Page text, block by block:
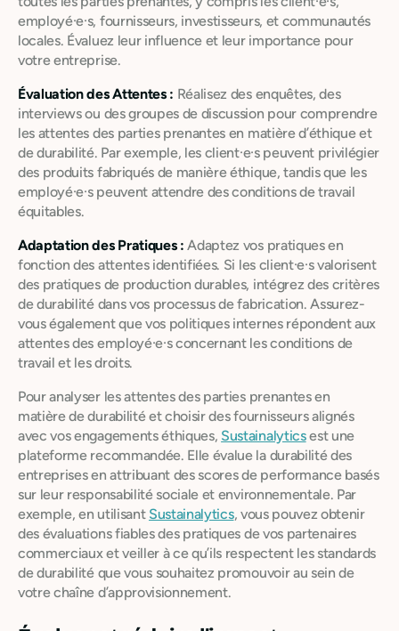
employé·e·s, fournisseurs, investisseurs, et communautés
locales. Évaluez leur influence et leur importance pour
votre entreprise.
Évaluation des Attentes : Réalisez des enquêtes, des
interviews ou des groupes de discussion pour comprendre
les attentes des parties prenantes en matière d’éthique et
de durabilité. Par exemple, les client·e·s peuvent privilégier
des produits fabriqués de manière éthique, tandis que les
employé·e·s peuvent attendre des conditions de travail
équitables.
Adaptation des Pratiques : Adaptez vos pratiques en
fonction des attentes identifiées. Si les client·e·s valorisent
des pratiques de production durables, intégrez des critères
de durabilité dans vos processus de fabrication. Assurez-
vous également que vos politiques internes répondent aux
attentes des employé·e·s concernant les conditions de
travail et les droits.
Pour analyser les attentes des parties prenantes en
matière de durabilité et choisir des fournisseurs alignés
avec vos engagements éthiques, Sustainalyticsest une
plateforme recommandée. Elle évalue la durabilité des
entreprises en attribuant des scores de performance basés
sur leur responsabilité sociale et environnementale. Par
exemple, en utilisant Sustainalytics, vous pouvez obtenir
des évaluations fiables des pratiques de vos partenaires
commerciaux et veiller à ce qu’ils respectent les standards
de durabilité que vous souhaitez promouvoir au sein de
votre chaîne d’approvisionnement.